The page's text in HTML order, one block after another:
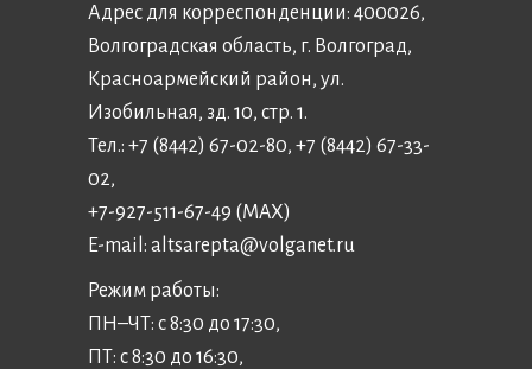
Адрес для корреспонденции: 400026,
Волгоградская область, г. Волгоград,
Красноармейский район, ул.
Изобильная, зд. 10, стр. 1.
Тел.: +7 (8442) 67-02-80, +7 (8442) 67-33-
02,
+7-927-511-67-49 (MAX)
E-mail: altsarepta@volganet.ru
Режим работы:
ПН–ЧТ: с 8:30 до 17:30,
ПТ: с 8:30 до 16:30,